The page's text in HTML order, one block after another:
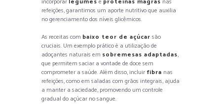
refeições, garantimos um aporte nutritivo que auxilia
no gerenciamento dos níveis glicêmicos.
As receitas com baixo teor de açúcar são
cruciais. Um exemplo prático é a utilização de
adoçantes naturais em sobremesas adaptadas,
que permitem saciar a vontade de doce sem
comprometer a saúde. Além disso, incluir fibra nas
refeições, como em saladas com grãos integrais, ajuda
a manter a saciedade, promovendo um controle
gradual do açúcar no sangue.